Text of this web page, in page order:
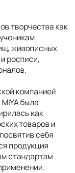
творчества как
живописных
росписи,
компанией
была
как
товаров и
себя
продукция
стандартам